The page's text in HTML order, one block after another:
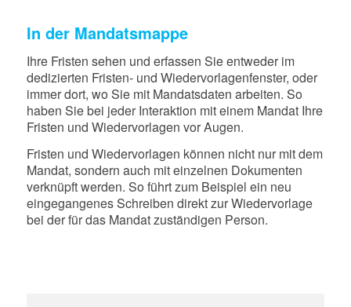
In der Mandatsmappe
Ihre Fristen sehen und erfassen Sie entweder im
dedizierten Fristen- und Wiedervorlagenfenster, oder
immer dort, wo Sie mit Mandatsdaten arbeiten. So
haben Sie bei jeder Interaktion mit einem Mandat Ihre
Fristen und Wiedervorlagen vor Augen.
Fristen und Wiedervorlagen können nicht nur mit dem
Mandat, sondern auch mit einzelnen Dokumenten
verknüpft werden. So führt zum Beispiel ein neu
eingegangenes Schreiben direkt zur Wiedervorlage
bei der für das Mandat zuständigen Person.